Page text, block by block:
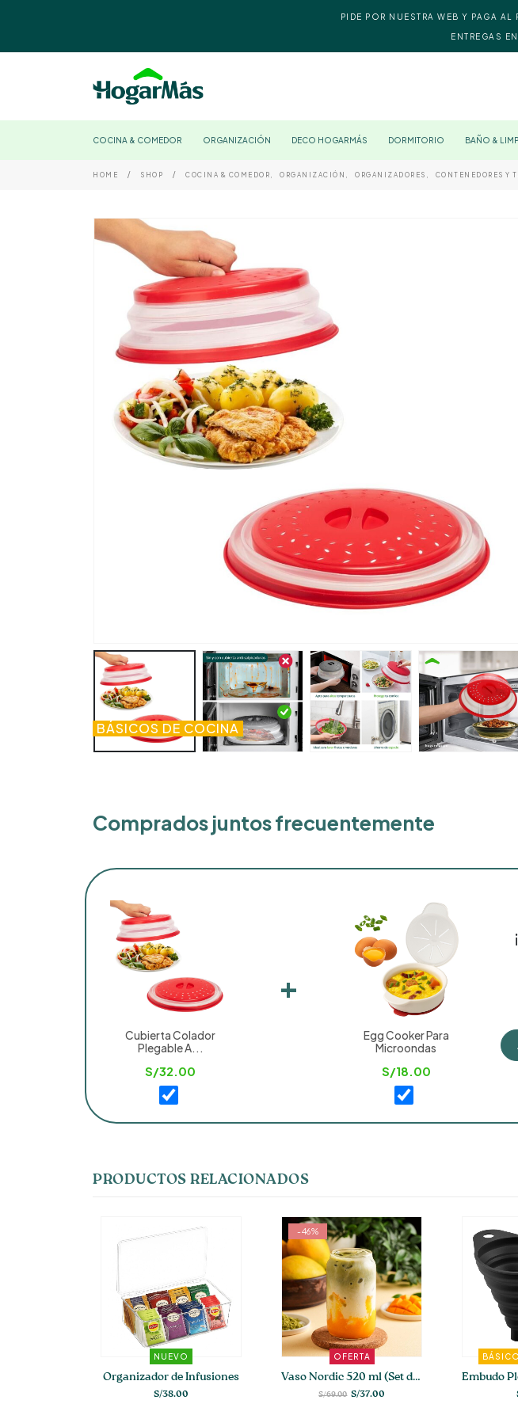
PIDE POR NUESTRA WEB Y PAGA
ENTREGAS
COCINA & COMEDOR ORGANIZACIÓN DECO HOGARMÁS DORMITORIO BAÑO &
HOME SHOP COCINA & COMEDOR , ORGANIZACIÓN , ORGANIZADORES , CONTENEDORES Y
BÁSICOS DE COCINA
Comprados juntos frecuentemente
Cubierta Colador
Plegable A...
S/32.00
+
Egg Cooker Para
Microondas
S/18.00
PRODUCTOS RELACIONADOS
NUEVO
Organizador de Infusiones
S/38.00
-46%
OFERTA
Vaso Nordic 520 ml (Set de 4-6)
S/69.00 S/37.00